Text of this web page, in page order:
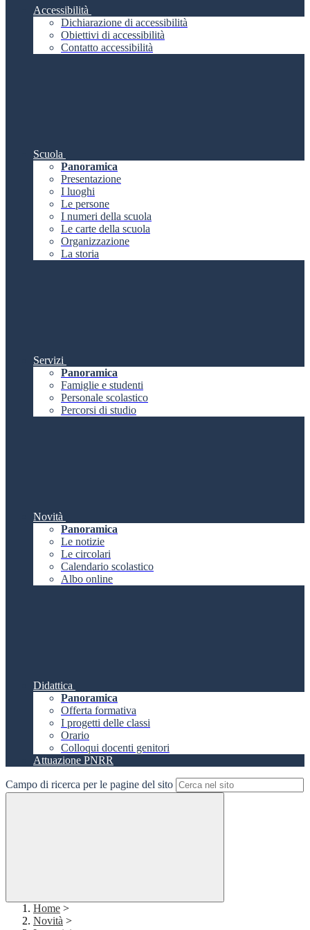
Accessibilità
Dichiarazione di accessibilità
Obiettivi di accessibilità
Contatto accessibilità
Scuola
Panoramica
Presentazione
I luoghi
Le persone
I numeri della scuola
Le carte della scuola
Organizzazione
La storia
Servizi
Panoramica
Famiglie e studenti
Personale scolastico
Percorsi di studio
Novità
Panoramica
Le notizie
Le circolari
Calendario scolastico
Albo online
Didattica
Panoramica
Offerta formativa
I progetti delle classi
Orario
Colloqui docenti genitori
Attuazione PNRR
Campo di ricerca per le pagine del sito
Home >
Novità >